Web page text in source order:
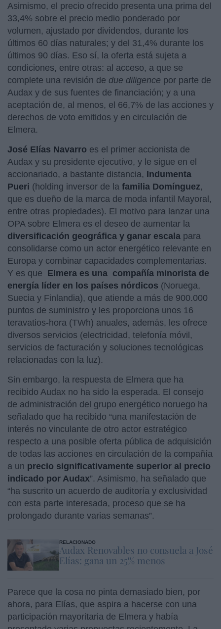
Asimismo, el precio ofrecido presenta una prima del
33,4% sobre el precio medio ponderado por
volumen, ajustado por dividendos, durante los
últimos 60 días naturales; y del 31,4% durante los
últimos 90 días. Eso sí, la oferta está sujeta a
condiciones, entre otras: al acceso, a que se
complete una revisión de due diligence por parte de
Audax y de sus fuentes de financiación; y a una
aceptación de, al menos, el 66,7% de las acciones y
derechos de voto emitidos y en circulación de
Elmera.
José Elías Navarro es el primer accionista de
Audax y su presidente ejecutivo, y le sigue en el
accionariado, a bastante distancia, Indumenta
Pueri (holding inversor de la familia Domínguez,
que es dueño de la marca de moda infantil Mayoral,
entre otras propiedades). El motivo para lanzar una
OPA sobre Elmera es el deseo de aumentar la
diversificación geográfica y ganar escala para
consolidarse como un actor energético relevante en
Europa y combinar capacidades complementarias.
Y es que Elmera es una compañía minorista de
energía líder en los países nórdicos (Noruega,
Suecia y Finlandia), que atiende a más de 900.000
puntos de suministro y les proporciona unos 16
teravatios-hora (TWh) anuales, además, les ofrece
diversos servicios (electricidad, telefonía móvil,
servicios de facturación y soluciones tecnológicas
relacionadas con la luz).
Sin embargo, la respuesta de Elmera que ha
recibido Audax no ha sido la esperada. El consejo
de administración del grupo energético noruego ha
señalado que ha recibido “una manifestación de
interés no vinculante de otro actor estratégico
respecto a una posible oferta pública de adquisición
de todas las acciones en circulación de la compañía
a un precio significativamente superior al precio
indicado por Audax”. Asimismo, ha señalado que
“ha suscrito un acuerdo de auditoría y exclusividad
con esta parte interesada, proceso que se ha
prolongado durante varias semanas”.
RELACIONADO
Audax Renovables no consuela a José
Elías: gana un 25% menos
Parece que la cosa no pinta demasiado bien, por
ahora, para Elías, que aspira a hacerse con una
participación mayoritaria de Elmera y había